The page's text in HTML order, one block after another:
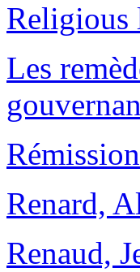
Religious
Les
Renard,
Renaud,